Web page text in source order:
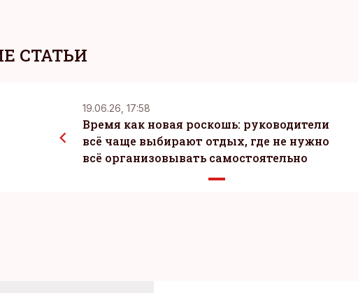
СТАТЬИ
19.06.26, 17:58
Время как новая роскошь: руководители
всё чаще выбирают отдых, где не нужно
всё организовывать самостоятельно